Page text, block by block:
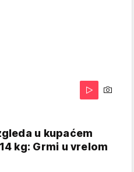
u kupaćem
kg: Grmi u vrelom